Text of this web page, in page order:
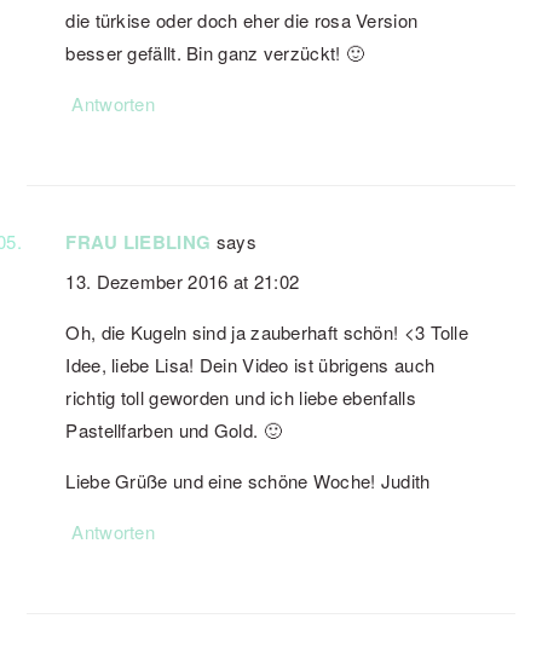
die türkise oder doch eher die rosa Version
besser gefällt. Bin ganz verzückt! 🙂
Antworten
FRAU LIEBLING says
13. Dezember 2016 at 21:02
Oh, die Kugeln sind ja zauberhaft schön! <3 Tolle
Idee, liebe Lisa! Dein Video ist übrigens auch
richtig toll geworden und ich liebe ebenfalls
Pastellfarben und Gold. 🙂
Liebe Grüße und eine schöne Woche! Judith
Antworten